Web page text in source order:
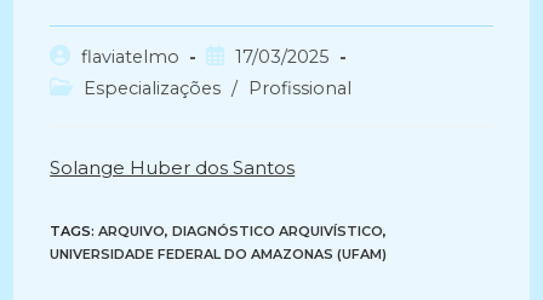
Autor
do
flaviatelmo
Post
publicado:
17/03/2025
Categoria
Especializações / Profissional
Solange Huber dos Santos
TAGS:ARQUIVO, DIAGNÓSTICO ARQUIVÍSTICO,
UNIVERSIDADE FEDERAL DO AMAZONAS (UFAM)